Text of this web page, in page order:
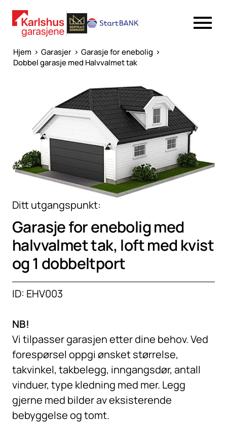
Hjem > Garasjer > Garasje for enebolig >
Dobbel garasje med Halvvalmet tak
Ditt utgangspunkt:
Garasje for enebolig med
halvvalmet tak, loft med kvist
og 1 dobbeltport
ID: EHV003
NB!
Vi tilpasser garasjen etter dine behov. Ved
forespørsel oppgi ønsket størrelse,
takvinkel, takbelegg, inngangsdør, antall
vinduer, type kledning med mer. Legg
gjerne med bilder av eksisterende
bebyggelse og tomt.